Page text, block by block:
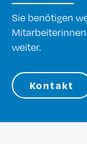
Sie benötigen
weiter.
Kontakt